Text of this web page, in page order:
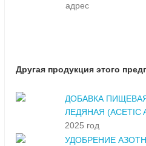
адрес
Другая продукция этого
ДОБАВКА
ЛЕДЯНАЯ (ACETIC
2025 год
УДОБРЕНИЕ